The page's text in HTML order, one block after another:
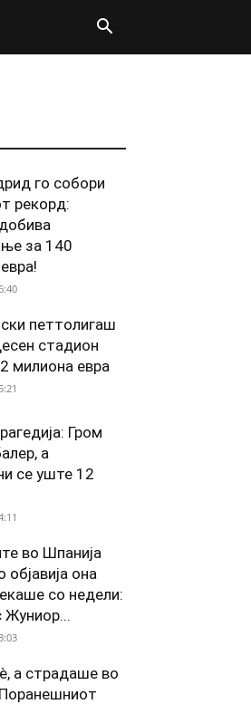
го собори
рекорд:
за 140
петтолигаш
стадион
милиона евра
Гром
а
се уште 12
во Шпанија
објавија она
со недели:
Жуниор...
а страдаше во